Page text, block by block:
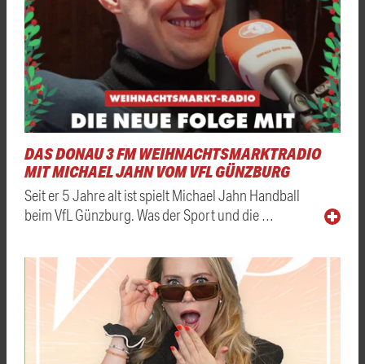
DAS DONAU 3 FM WEIHNACHTSMARKTRADIO
MIT MICHAEL JAHN VOM VFL GÜNZBURG
Seit er 5 Jahre alt ist spielt Michael Jahn Handball
beim VfL Günzburg. Was der Sport und die …